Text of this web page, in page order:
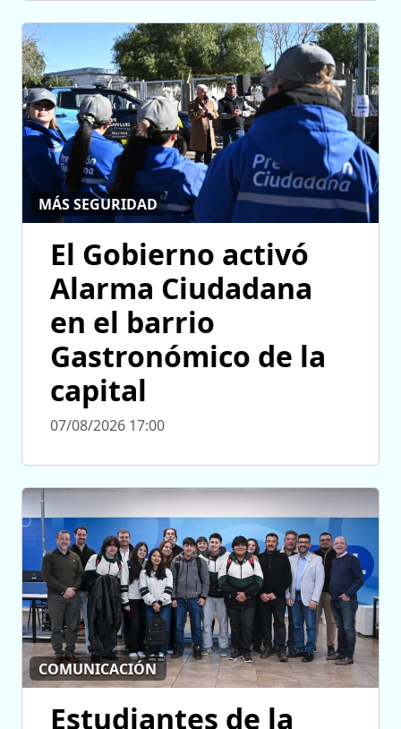
MÁS SEGURIDAD
El Gobierno activó
Alarma Ciudadana
en el barrio
Gastronómico de la
capital
07/08/2026 17:00
COMUNICACIÓN
Estudiantes de la